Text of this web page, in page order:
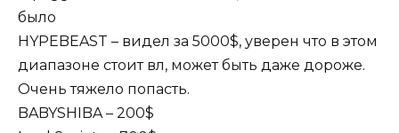
было
HYPEBEAST – видел за 5000$, уверен что в этом
диапазоне стоит вл, может быть даже дороже.
Очень тяжело попасть.
BABYSHIBA – 200$